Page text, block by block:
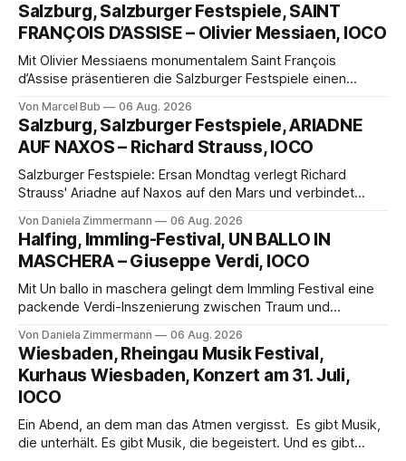
Salzburg, Salzburger Festspiele, SAINT
FRANÇOIS D’ASSISE – Olivier Messiaen, IOCO
Mit Olivier Messiaens monumentalem Saint François
d’Assise präsentieren die Salzburger Festspiele einen
eine bildgewaltige Inszenierung, Maxime Pascal entfaltet
die komplexe Partitur eindrucksvoll, Philippe Sly berührt als
Franziskus.
Von Marcel Bub 06 Aug. 2026
Salzburg, Salzburger Festspiele, ARIADNE
AUF NAXOS – Richard Strauss, IOCO
Salzburger Festspiele: Ersan Mondtag verlegt Richard
Strauss' Ariadne auf Naxos auf den Mars und verbindet
Aufführung mit starken Solisten und den Wiener
Philharmonikern, szenisch bleibt der zweite Akt jedoch
hinter den Erwartungen zurück.
Von Daniela Zimmermann 06 Aug. 2026
Halfing, Immling-Festival, UN BALLO IN
MASCHERA – Giuseppe Verdi, IOCO
Mit Un ballo in maschera gelingt dem Immling Festival eine
packende Verdi-Inszenierung zwischen Traum und
psychologische Tiefe mit starken Bildern, getragen von
einem spielfreudigen Ensemble und einer musikalisch
überzeugenden Gesamtleistung.
Von Daniela Zimmermann 06 Aug. 2026
Wiesbaden, Rheingau Musik Festival,
Kurhaus Wiesbaden, Konzert am 31. Juli,
IOCO
Ein Abend, an dem man das Atmen vergisst. Es gibt Musik,
die unterhält. Es gibt Musik, die begeistert. Und es gibt